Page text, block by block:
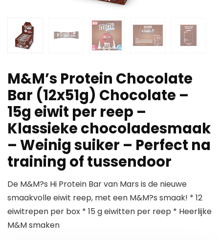
M&M’s Protein Chocolate
Bar (12x51g) Chocolate –
15g eiwit per reep –
Klassieke chocoladesmaak
– Weinig suiker – Perfect na
training of tussendoor
De M&M?s Hi Protein Bar van Mars is de nieuwe
smaakvolle eiwit reep, met een M&M?s smaak! * 12
eiwitrepen per box * 15 g eiwitten per reep * Heerlijke
M&M smaken